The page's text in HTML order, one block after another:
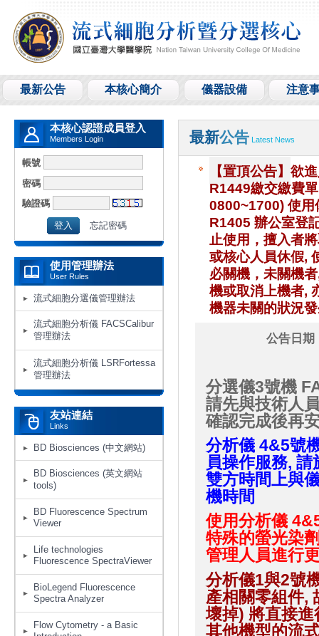
最新公告 本核心簡介 儀器設備 注意
本核心認證成員登入
Members Login
帳號
密碼
驗證碼
忘記密碼
使用管理辦法
User Rules
流式細胞分選儀管理辦法
流式細胞分析儀 FACSCalibur
管理辦法
流式細胞分析儀 LSRFortessa
管理辦法
友站連結
Links
BD Biosciences (中文網站)
BD Biosciences (英文網站
tools)
BD Fluorescence Spectrum
Viewer
Life technologies
Fluorescence SpectraViewer
BioLegend Fluorescence
Spectra Analyzer
Flow Cytometry - a Basic
最新公告 Latest News
【置頂公告】 欲
R1449繳交繳費
0800~1700) 使用
R1405 辦公室登
止使用，擅入者
或核心人員休假,
必關機，未關機
機或取消上機者,
機器未關的狀況
公告日期
分選儀3號機
請先與技術人
確認完成後再
分析儀 4&5號
員操作服務,
雙方時間上與
機時間
使用分析儀
特殊的螢光染
管理人員進行
分析儀1與2號
產相關零組件,
壞掉) 將直接
其他機型的流